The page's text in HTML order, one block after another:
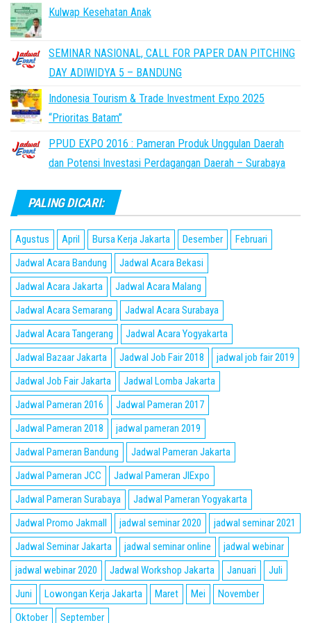
Kulwap Kesehatan Anak
SEMINAR NASIONAL, CALL FOR PAPER DAN PITCHING
DAY ADIWIDYA 5 – BANDUNG
Indonesia Tourism & Trade Investment Expo 2025
“Prioritas Batam”
PPUD EXPO 2016 : Pameran Produk Unggulan Daerah
dan Potensi Investasi Perdagangan Daerah – Surabaya
PALING DICARI:
Agustus April Bursa Kerja Jakarta Desember
Februari
Jadwal Acara Bandung
Jadwal Acara Bekasi
Jadwal Acara Jakarta
Jadwal Acara Malang
Jadwal Acara Semarang
Jadwal Acara Surabaya
Jadwal Acara Tangerang
Jadwal Acara Yogyakarta
Jadwal Bazaar Jakarta
Jadwal Job Fair 2018
jadwal job fair 2019
Jadwal Job Fair Jakarta
Jadwal Lomba Jakarta
Jadwal Pameran 2016
Jadwal Pameran 2017
Jadwal Pameran 2018
jadwal pameran 2019
Jadwal Pameran Bandung
Jadwal Pameran Jakarta
Jadwal Pameran JCC
Jadwal Pameran JIExpo
Jadwal Pameran Surabaya
Jadwal Pameran Yogyakarta
Jadwal Promo Jakmall
jadwal seminar 2020
jadwal seminar 2021
Jadwal Seminar Jakarta
jadwal seminar online
jadwal webinar
jadwal webinar 2020
Jadwal Workshop Jakarta Januari
Juli
Juni
Lowongan Kerja Jakarta Maret Mei
November
Oktober
September